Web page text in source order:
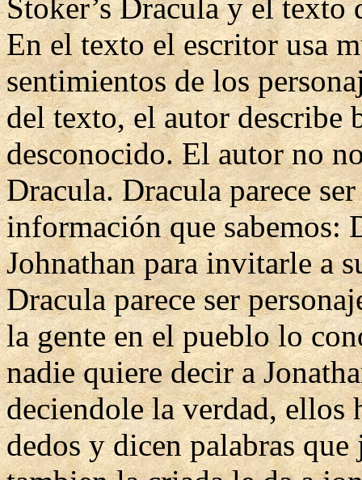
Stoker’s Dracula y el
En el texto el escritor usa
sentimientos de los
del texto, el autor describe
desconocido. El autor no
Dracula. Dracula parece
información que sabemos:
Johnathan para invitarle a
Dracula parece ser
la gente en el pueblo lo
nadie quiere decir a
deciendole la verdad, ellos
dedos y dicen palabras